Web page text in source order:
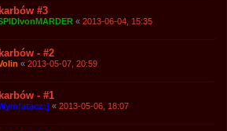
#3
« 2013-06-04, 15:35
- #2
« 2013-05-07, 20:59
- #1
« 2013-05-06, 18:07